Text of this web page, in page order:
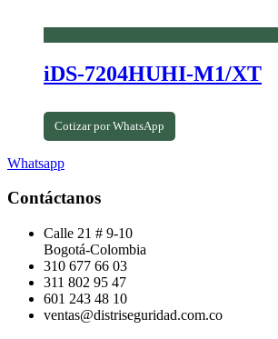
iDS-7204HUHI-M1/XT
Cotizar por WhatsApp
Whatsapp
Contáctanos
Calle 21 # 9-10
Bogotá-Colombia
310 677 66 03
311 802 95 47
601 243 48 10
ventas@distriseguridad.com.co